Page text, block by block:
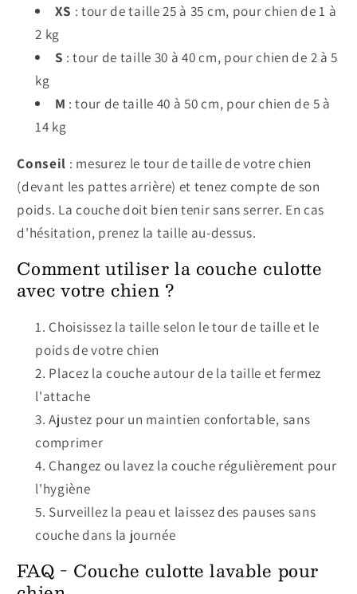
XS : tour de taille 25 à 35 cm, pour chien de 1 à
2 kg
S : tour de taille 30 à 40 cm, pour chien de 2 à 5
kg
M : tour de taille 40 à 50 cm, pour chien de 5 à
14 kg
Conseil : mesurez le tour de taille de votre chien
(devant les pattes arrière) et tenez compte de son
poids. La couche doit bien tenir sans serrer. En cas
d'hésitation, prenez la taille au-dessus.
Comment utiliser la couche culotte
avec votre chien ?
Choisissez la taille selon le tour de taille et le
poids de votre chien
Placez la couche autour de la taille et fermez
l'attache
Ajustez pour un maintien confortable, sans
comprimer
Changez ou lavez la couche régulièrement pour
l'hygiène
Surveillez la peau et laissez des pauses sans
couche dans la journée
FAQ - Couche culotte lavable pour